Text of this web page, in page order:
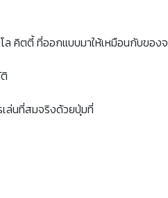
ล คิตตี้ ที่ออกแบบมาให้เหมือนกับของ
ล่นที่สมจริงด้วยปุ่มที่